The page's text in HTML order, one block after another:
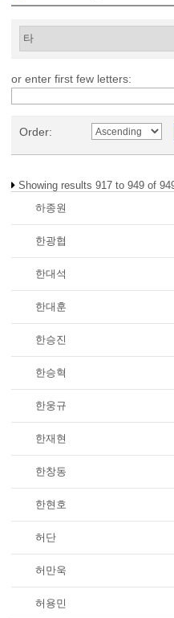
or enter first few letters:
Order:
Showing results 917 to 949 of
하종원
한광협
한대석
한대훈
한승진
한승혁
한웅규
한재현
한창동
한현호
허단
허만욱
허용민